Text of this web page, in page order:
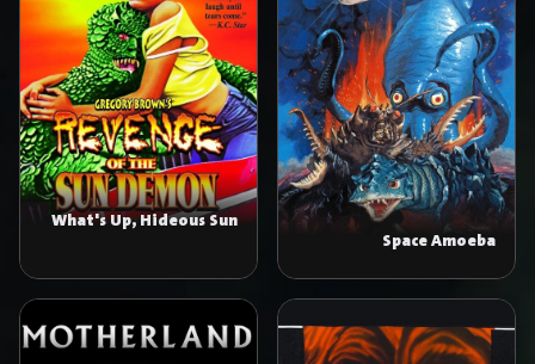
Space Amoeba
What's Up, Hideous Sun